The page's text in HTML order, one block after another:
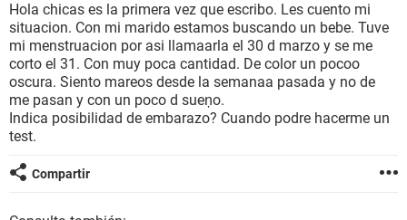
BIENESTAR
SEXUALIDAD
GLOSARIO
Hola chicas es la primera vez que escribo. Les cuento mi
situacion. Con mi marido estamos buscando un bebe. Tuve
mi menstruacion por asi llamaarla el 30 d marzo y se me
corto el 31. Con muy poca cantidad. De color un pocoo
oscura. Siento mareos desde la semanaa pasada y no de
me pasan y con un poco d sueņo.
Indica posibilidad de embarazo? Cuando podre hacerme un
test.
Compartir